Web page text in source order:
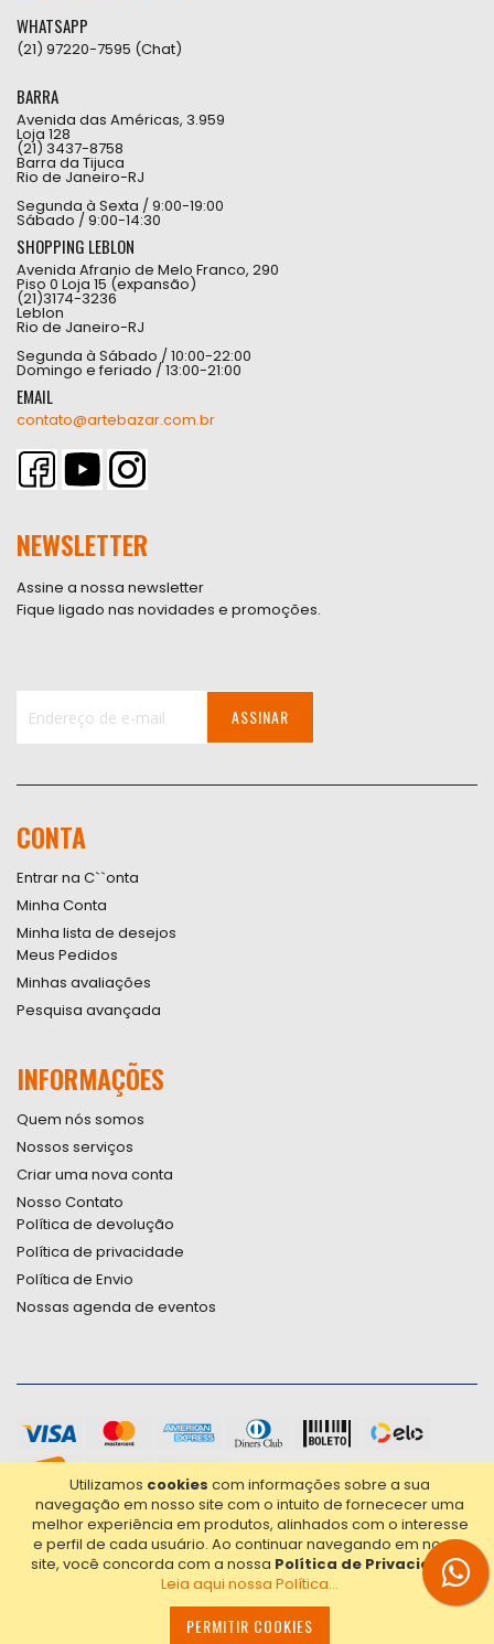
Utilizamos cookies com informações sobre a sua
navegação em nosso site com o intuito de fornececer uma
melhor experiência em produtos, alinhados com o interesse
e perfil de cada usuário. Ao continuar navegando em nosso
site, você concorda com a nossa Política de Privacidade.
Leia aqui nossa Política...
PERMITIR COOKIES
WHATSAPP
(21) 97220-7595 (Chat)
BARRA
Avenida das Américas, 3.959
Loja 128
(21) 3437-8758
Barra da Tijuca
Rio de Janeiro-RJ
Segunda à Sexta / 9:00-19:00
Sábado / 9:00-14:30
SHOPPING LEBLON
Avenida Afranio de Melo Franco, 290
Piso 0 Loja 15 (expansão)
(21)3174-3236
Leblon
Rio de Janeiro-RJ
Segunda à Sábado / 10:00-22:00
Domingo e feriado / 13:00-21:00
EMAIL
contato@artebazar.com.br
NEWSLETTER
Assine a nossa newsletter
Fique ligado nas novidades e promoções.
Newsletter:
ASSINAR
CONTA
Entrar na C``onta
Minha Conta
Minha lista de desejos
Meus Pedidos
Minhas avaliações
Pesquisa avançada
INFORMAÇÕES
Quem nós somos
Nossos serviços
Criar uma nova conta
Nosso Contato
Política de devolução
Política de privacidade
Política de Envio
Nossas agenda de eventos
2021© Copyright Poligrafica Bazar Ltda- CNPJ 42.500.090/0001-
20 - Todos os direitos reservados.